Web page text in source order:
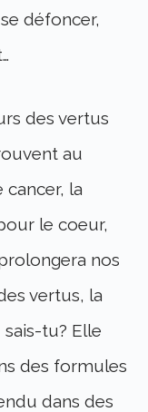
défoncer,
des vertus
au
cancer, la
le coeur,
nos
vertus, la
sais-tu? Elle
des formules
dans des